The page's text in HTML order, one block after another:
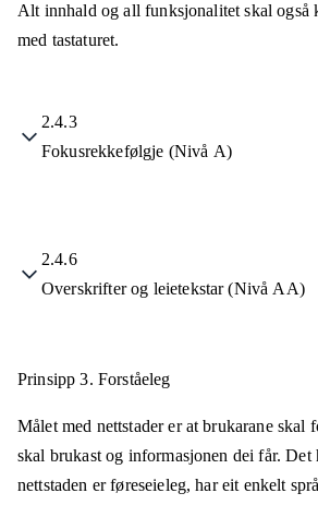
Alt innhald og all funksjonalitet skal også
med tastaturet.
2.4.3
Fokusrekkefølgje (Nivå A)
2.4.6
Overskrifter og leietekstar (Nivå AA)
Prinsipp 3. Forståeleg
Målet med nettstader er at brukarane skal
skal brukast og informasjonen dei får. Det
nettstaden er føreseieleg, har eit enkelt